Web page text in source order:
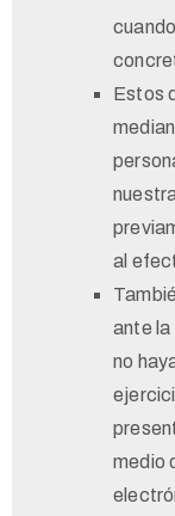
Estos
al
ante la
no
medio